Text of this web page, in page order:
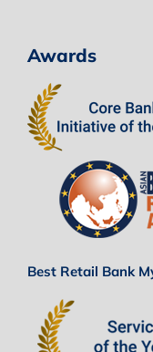
Awards
Best Retail Bank